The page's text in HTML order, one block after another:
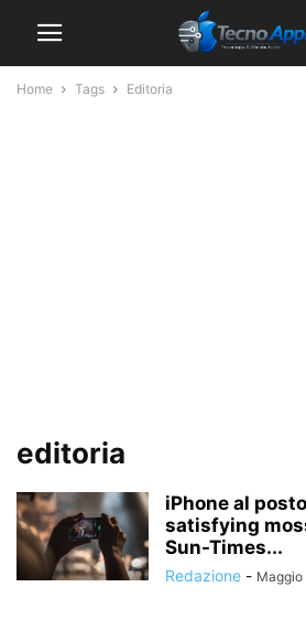
Home Tags Editoria
editoria
iPhone al
satisfying
Sun-Times...
Redazione - Maggio